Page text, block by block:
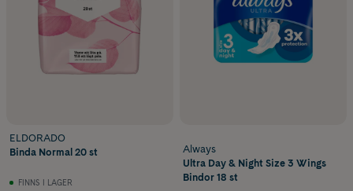
ELDORADO
Binda Normal 20 st
FINNS I LAGER
Always
Ultra Day & Night Size 3 Wings
Bindor 18 st